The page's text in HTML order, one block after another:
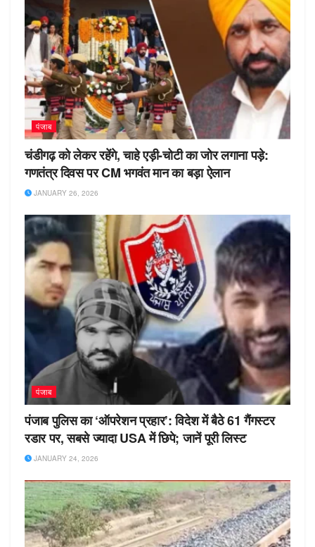
पंजाब
चंडीगढ़ को लेकर रहेंगे, चाहे एड़ी-चोटी का जोर लगाना पड़े:
गणतंत्र दिवस पर CM भगवंत मान का बड़ा ऐलान
JANUARY 26, 2026
पंजाब
पंजाब पुलिस का ‘ऑपरेशन प्रहार’: विदेश में बैठे 61 गैंगस्टर
रडार पर, सबसे ज्यादा USA में छिपे; जानें पूरी लिस्ट
JANUARY 24, 2026